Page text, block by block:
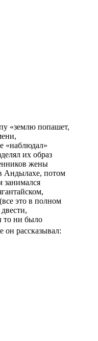
«землю попашет,
«наблюдал»
их образ
жены
Андылахе, потом
это в полном
то ни было
он рассказывал: